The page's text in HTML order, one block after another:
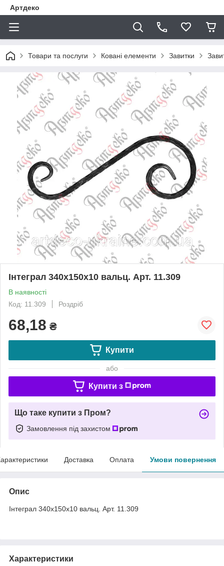
Артдеко
Товари та послуги Ковані елементи Завитки
Інтеграл 340х150х10 вальц. Арт. 11.309
В наявності
Код: 11.309
Роздріб
68,18 ₴
Купити
або
Купити з
Що таке купити з Пром?
Замовлення під захистом
Доставка Оплата Умови повернення
Опис
Інтеграл 340х150х10 вальц. Арт. 11.309
Характеристики